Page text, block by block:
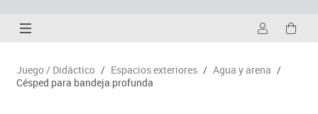
Juego / Didáctico / Espacios exteriores / Agua y arena /
Césped para bandeja profunda